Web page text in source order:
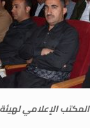
المكتب الإعلامي